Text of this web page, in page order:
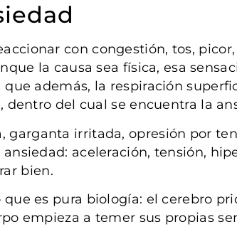
con congestión, tos, picor,
la causa sea física, esa
además, la respiración
del cual se encuentra la
garganta irritada, opresión por
aceleración, tensión,
bien.
es pura biología: el cerebro
empieza a temer sus propias